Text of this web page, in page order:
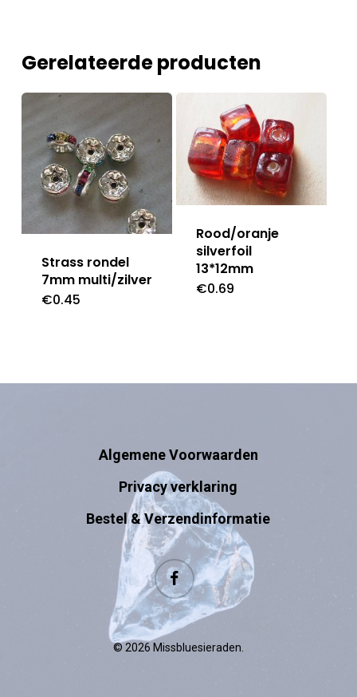
Gerelateerde producten
Strass rondel
7mm multi/zilver
€0.45
Rood/oranje
silverfoil
13*12mm
€0.69
Algemene Voorwaarden
Privacy verklaring
Bestel & Verzendinformatie
facebook
© 2026 Missbluesieraden.